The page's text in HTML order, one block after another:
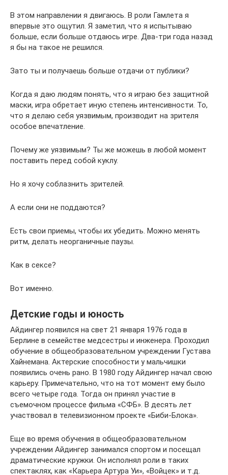
В этом направлении я двигаюсь. В роли Гамлета я
впервые это ощутил. Я заметил, что я испытываю
больше, если больше отдаюсь игре. Два-три года назад
я бы на такое не решился.
Зато ты и получаешь больше отдачи от публики?
Когда я даю людям понять, что я играю без защитной
маски, игра обретает иную степень интенсивности. То,
что я делаю себя уязвимым, производит на зрителя
особое впечатление.
Почему же уязвимым? Ты же можешь в любой момент
поставить перед собой куклу.
Но я хочу соблазнить зрителей.
А если они не поддаются?
Есть свои приемы, чтобы их убедить. Можно менять
ритм, делать неорганичные паузы.
Как в сексе?
Вот именно.
Детские годы и юность
Айдингер появился на свет 21 января 1976 года в
Берлине в семействе медсестры и инженера. Проходил
обучение в общеобразовательном учреждении Густава
Хайнемана. Актерские способности у мальчишки
появились очень рано. В 1980 году Айдингер начал свою
карьеру. Примечательно, что на тот момент ему было
всего четыре года. Тогда он принял участие в
съемочном процессе фильма «СФБ». В десять лет
участвовал в телевизионном проекте «Биби-Блока».
Еще во время обучения в общеобразовательном
учреждении Айдингер занимался спортом и посещал
драматические кружки. Он исполнял роли в таких
спектаклях, как «Карьера Артура Уи», «Войцек» и т.д.